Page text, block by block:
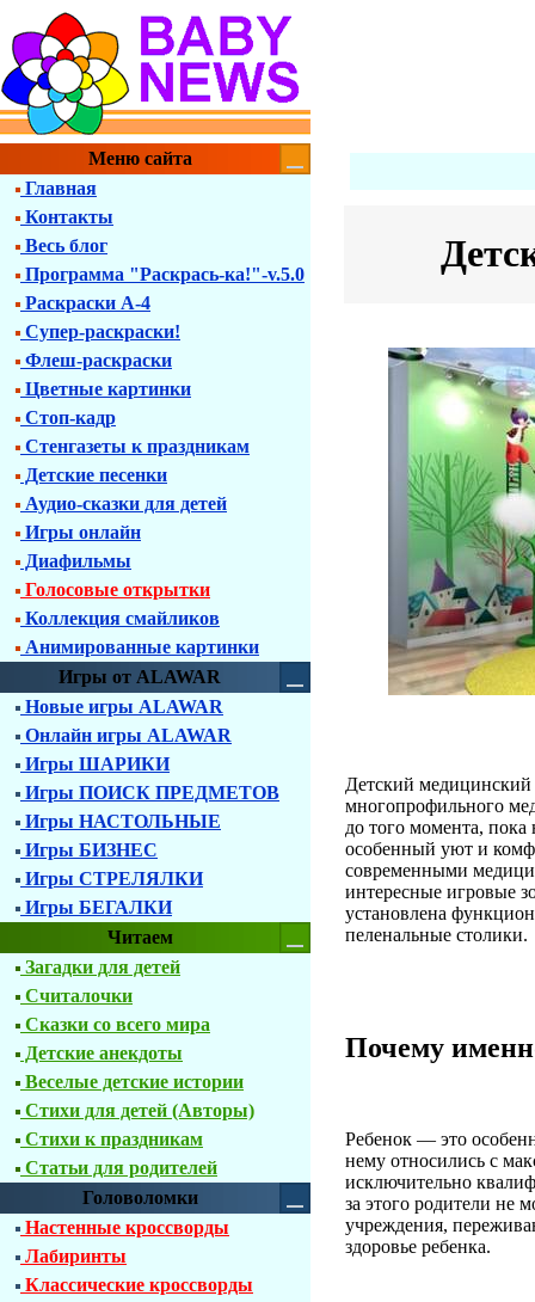
Меню сайта
Главная
Контакты
Весь блог
Программа "Раскрась-ка!"-v.5.0
Раскраски А-4
Супер-раскраски!
Флеш-раскраски
Цветные картинки
Стоп-кадр
Стенгазеты к праздникам
Детские песенки
Аудио-сказки для детей
Игры онлайн
Диафильмы
Голосовые открытки
Коллекция смайликов
Анимированные картинки
Игры от ALAWAR
Новые игры ALAWAR
Онлайн игры ALAWAR
Игры ШАРИКИ
Игры ПОИСК ПРЕДМЕТОВ
Игры НАСТОЛЬНЫЕ
Игры БИЗНЕС
Игры СТРЕЛЯЛКИ
Игры БЕГАЛКИ
Читаем
Загадки для детей
Считалочки
Сказки со всего мира
Детские анекдоты
Веселые детские истории
Стихи для детей (Авторы)
Стихи к праздникам
Статьи для родителей
Головоломки
Настенные кроссворды
Лабиринты
Классические кроссворды
Детский медицинский
многопрофильного
до того момента,
особенный уют и
современными
интересные игровые
установлена
пеленальные столики.
Почему
Ребенок — это
нему относились с
исключительно
за этого родители не
учреждения,
здоровье ребенка.